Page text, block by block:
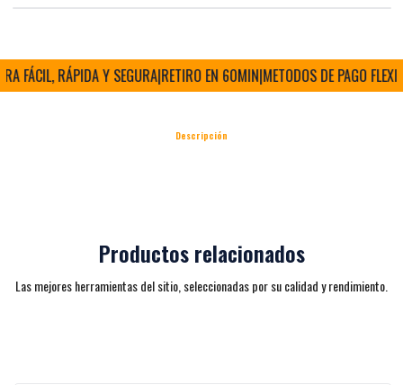
FÁCIL, RÁPIDA Y SEGURA|RETIRO EN 60MIN|METODOS DE PAGO
Descripción
Productos relacionados
Las mejores herramientas del sitio, seleccionadas por su calidad y rendimiento.